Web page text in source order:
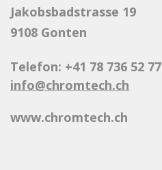
Jakobsbadstrasse 19
9108 Gonten
Telefon: +41 78 736 52 77
info@chromtech.ch
www.chromtech.ch